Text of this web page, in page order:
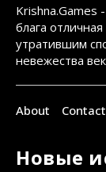
Krishna.Games
блага
утратившим
невежества
About Contact
Новые